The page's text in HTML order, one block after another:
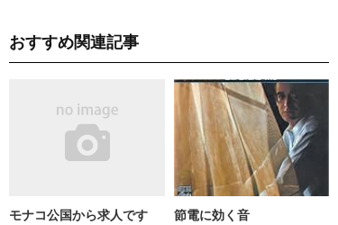
おすすめ関連記事
モナコ公国から求人です 節電に効く音